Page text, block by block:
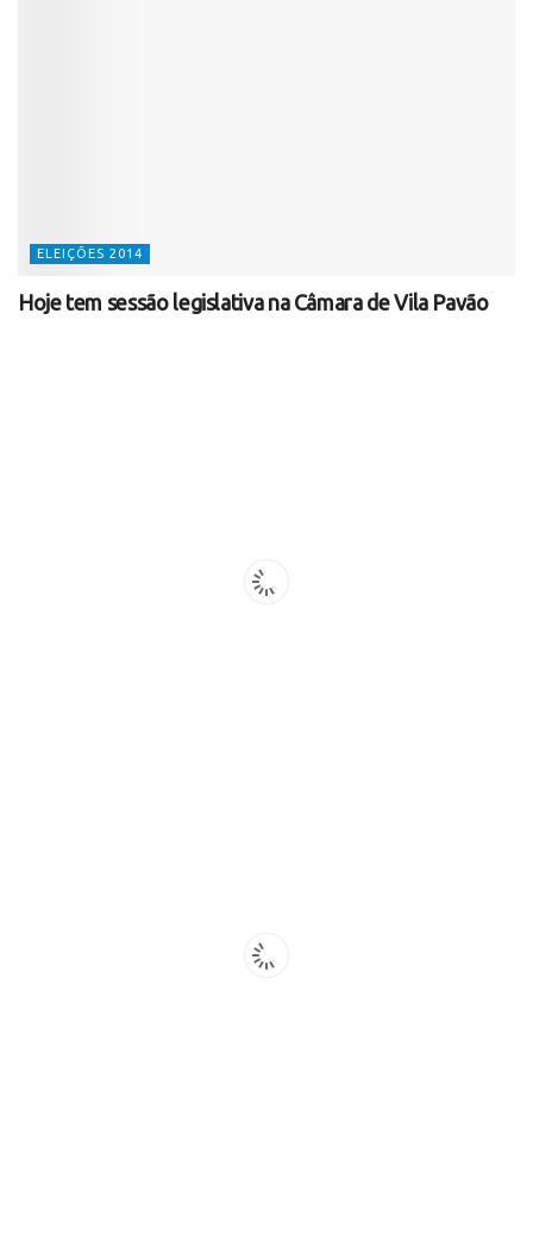
ELEIÇÕES 2014
Hoje tem sessão legislativa na Câmara de Vila Pavão